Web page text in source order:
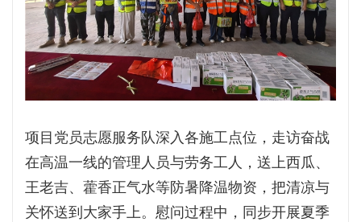
项目党员志愿服务队深入各施工点位，走访奋战
在高温一线的管理人员与劳务工人，送上西瓜、
王老吉、藿香正气水等防暑降温物资，把清凉与
关怀送到大家手上。慰问过程中，同步开展夏季